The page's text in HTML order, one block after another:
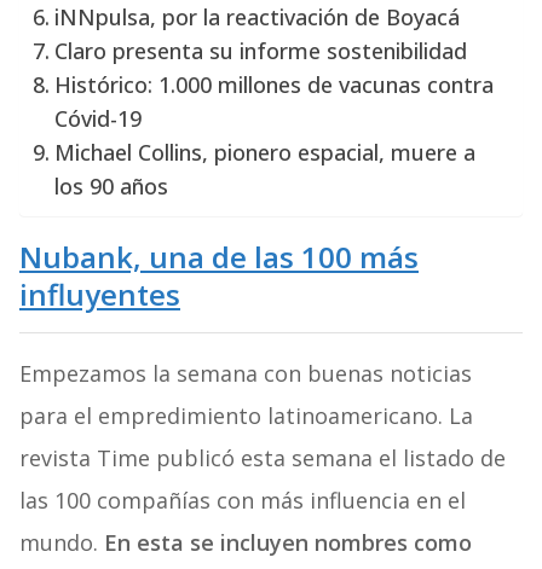
iNNpulsa, por la reactivación de Boyacá
Claro presenta su informe sostenibilidad
Histórico: 1.000 millones de vacunas contra
Cóvid-19
Michael Collins, pionero espacial, muere a
los 90 años
Nubank, una de las 100 más
influyentes
Empezamos la semana con buenas noticias
para el empredimiento latinoamericano. La
revista Time publicó esta semana el listado de
las 100 compañías con más influencia en el
mundo. En esta se incluyen nombres como